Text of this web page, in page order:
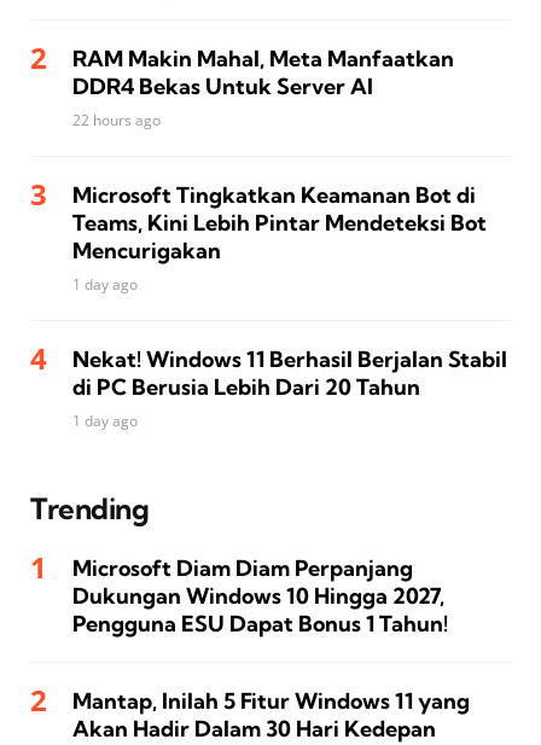
RAM Makin Mahal, Meta Manfaatkan
DDR4 Bekas Untuk Server AI
22 hours ago
Microsoft Tingkatkan Keamanan Bot di
Teams, Kini Lebih Pintar Mendeteksi Bot
Mencurigakan
1 day ago
Nekat! Windows 11 Berhasil Berjalan Stabil
di PC Berusia Lebih Dari 20 Tahun
1 day ago
Trending
Microsoft Diam Diam Perpanjang
Dukungan Windows 10 Hingga 2027,
Pengguna ESU Dapat Bonus 1 Tahun!
Mantap, Inilah 5 Fitur Windows 11 yang
Akan Hadir Dalam 30 Hari Kedepan